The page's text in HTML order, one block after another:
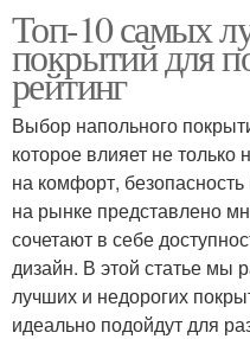
Топ-10 самых
покрытий для
рейтинг
Выбор напольного
которое влияет не
на комфорт,
на рынке представлено
сочетают в себе
дизайн. В этой статье мы
лучших и недорогих
идеально подойдут для